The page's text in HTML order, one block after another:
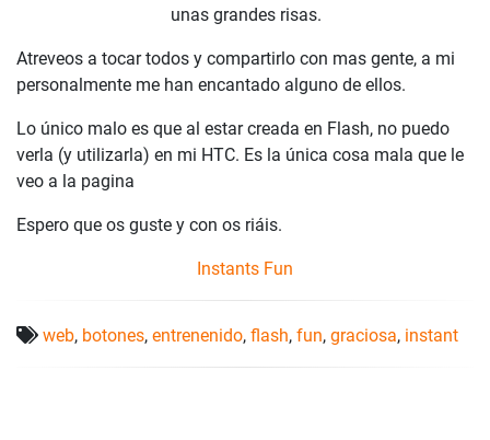
unas grandes risas.
Atreveos a tocar todos y compartirlo con mas gente, a mi
personalmente me han encantado alguno de ellos.
Lo único malo es que al estar creada en Flash, no puedo
verla (y utilizarla) en mi HTC. Es la única cosa mala que le
veo a la pagina
Espero que os guste y con os riáis.
Instants Fun
web, botones, entrenenido, flash, fun, graciosa, instant